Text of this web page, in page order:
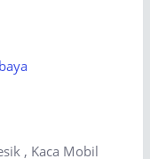
, Kaca Mobil